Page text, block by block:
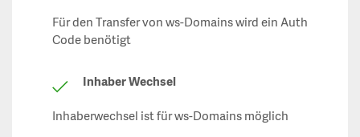
Für den Transfer von ws-Domains wird ein Auth
Code benötigt
Inhaber Wechsel
Inhaberwechsel ist für ws-Domains möglich